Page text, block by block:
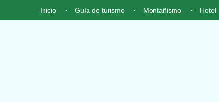
Inicio Guía de turismo Montañismo Hotel